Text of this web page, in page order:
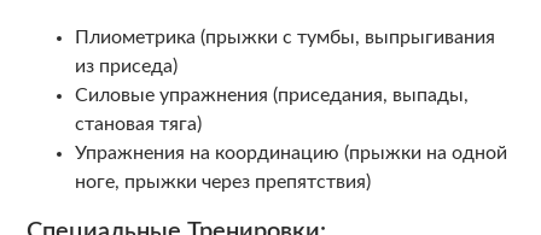
Плиометрика (прыжки с тумбы, выпрыгивания
из приседа)
Силовые упражнения (приседания, выпады,
становая тяга)
Упражнения на координацию (прыжки на одной
ноге, прыжки через препятствия)